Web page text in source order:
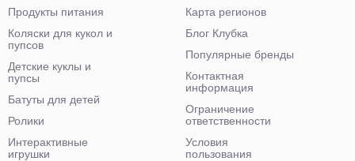
Продукты питания
Коляски для кукол и
пупсов
Детские куклы и
пупсы
Батуты для детей
Ролики
Интерактивные
игрушки
Карта регионов
Блог Клубка
Популярные бренды
Контактная
информация
Ограничение
ответственности
Условия
пользования